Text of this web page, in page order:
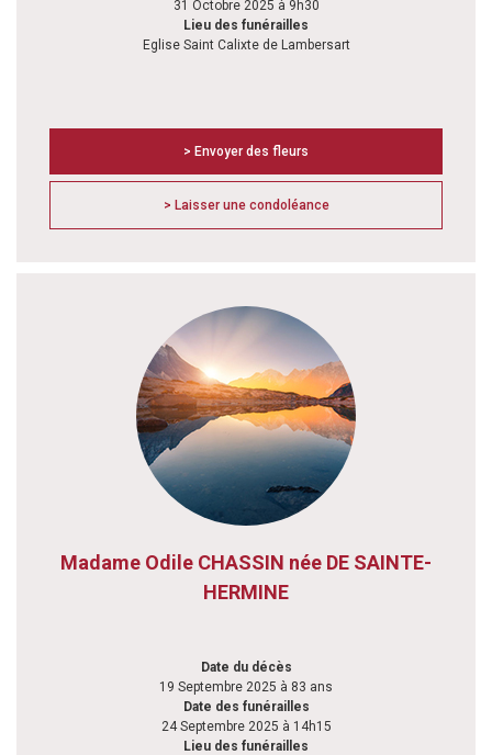
31 Octobre 2025 à 9h30
Lieu des funérailles
Eglise Saint Calixte de Lambersart
> Envoyer des fleurs
> Laisser une condoléance
Madame Odile CHASSIN née DE SAINTE-
HERMINE
Date du décès
19 Septembre 2025 à 83 ans
Date des funérailles
24 Septembre 2025 à 14h15
Lieu des funérailles